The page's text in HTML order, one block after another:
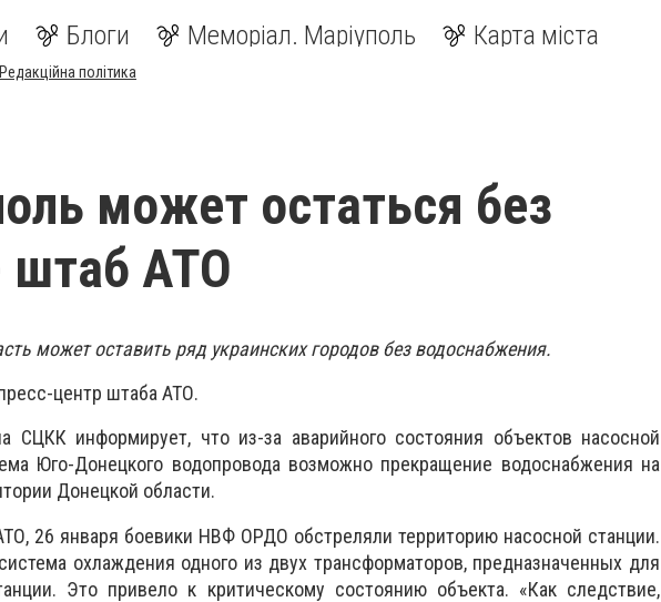
Блоги Меморіал. Маріуполь Карта міста
Редакційна політика
может остаться без
штаб АТО
может оставить ряд украинских городов без водоснабжения.
центр штаба АТО.
СЦКК информирует, что из-за аварийного состояния объектов насосной
Юго-Донецкого водопровода возможно прекращение водоснабжения на
Донецкой области.
26 января боевики НВФ ОРДО обстреляли территорию насосной станции.
охлаждения одного из двух трансформаторов, предназначенных для
Это привело к критическому состоянию объекта. «Как следствие,